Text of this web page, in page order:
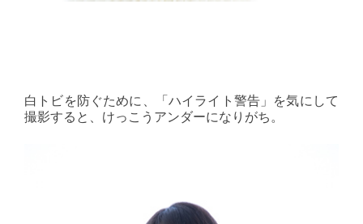
白トビを防ぐために、「ハイライト警告」を気にして
撮影すると、けっこうアンダーになりがち。